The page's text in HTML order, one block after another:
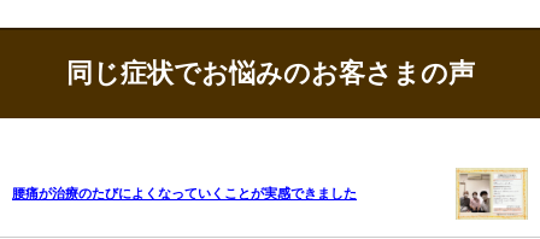
同じ症状でお悩みのお客さまの声
腰痛が治療のたびによくなっていくことが実感できました